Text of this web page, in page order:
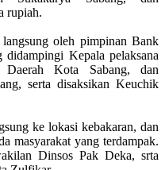
rupiah.
langsung oleh pimpinan Bank
Kepala pelaksana
Daerah Kota Sabang, dan
serta disaksikan Keuchik
ke lokasi kebakaran, dan
masyarakat yang terdampak.
Dinsos Pak Deka, srta